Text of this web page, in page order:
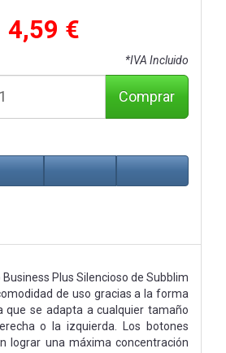
4,59 €
*IVA Incluido
Comprar
Plus Silencioso de Subblim
de uso gracias a la forma
que se adapta a cualquier tamaño
o la izquierda. Los botones
lograr una máxima concentración